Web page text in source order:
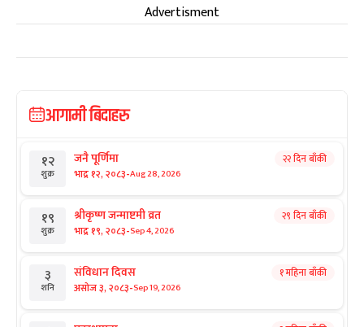
Advertisment
आगामी बिदाहरु
१२
शुक्र
जनै पूर्णिमा
भाद्र १२, २०८३-Aug 28, 2026
२२ दिन बाँकी
१९
शुक्र
श्रीकृष्ण जन्माष्टमी व्रत
भाद्र १९, २०८३-Sep 4, 2026
२९ दिन बाँकी
३
शनि
संविधान दिवस
असोज ३, २०८३-Sep 19, 2026
१ महिना बाँकी